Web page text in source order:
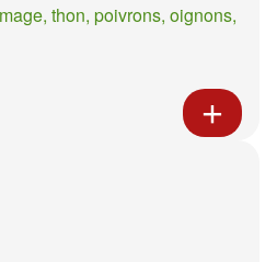
thon, poivrons, oignons,